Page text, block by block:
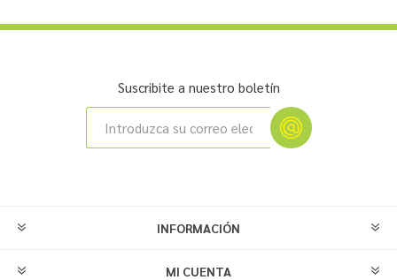
Suscribite a nuestro boletín
INFORMACIÓN
MI CUENTA